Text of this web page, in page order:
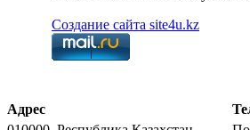
Создание сайта site4u.kz
Адрес